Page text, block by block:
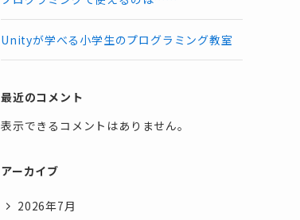
Unityが学べる小学生のプログラミング教室
最近のコメント
表示できるコメントはありません。
アーカイブ
2026年7月